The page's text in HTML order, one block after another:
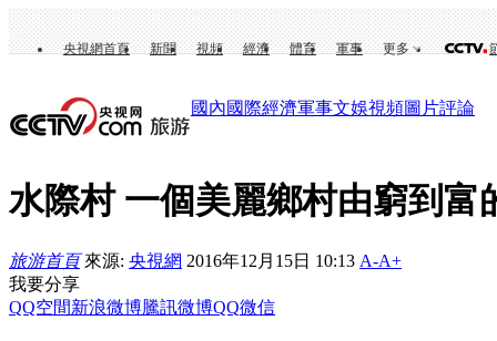
央視網首頁 新聞 視頻 經濟 體育 軍事 更多
國內國際經濟軍事文娛視頻圖片評論
水際村 一個美麗鄉村由窮到富
旅游首頁 來源: 央視網 2016年12月15日 10:13 A-A+
我要分享
QQ空間新浪微博騰訊微博QQ微信